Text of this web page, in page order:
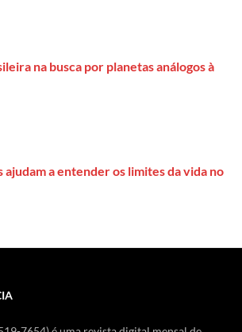
na busca por planetas análogos à
a entender os limites da vida no